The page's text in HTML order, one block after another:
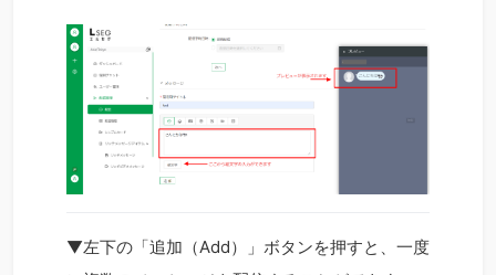
▼左下の「追加（Add）」ボタンを押すと、一度